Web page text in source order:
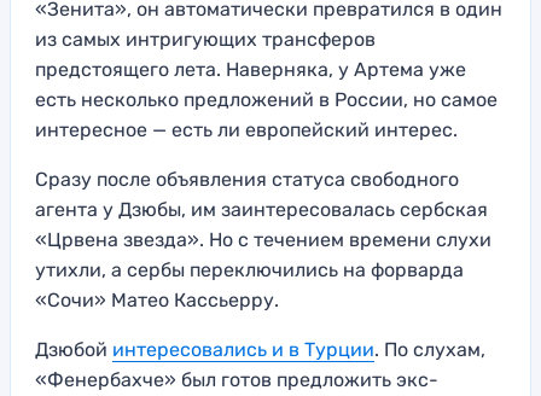
«Зенита», он автоматически превратился в один
из самых интригующих трансферов
предстоящего лета. Наверняка, у Артема уже
есть несколько предложений в России, но самое
интересное — есть ли европейский интерес.
Сразу после объявления статуса свободного
агента у Дзюбы, им заинтересовалась сербская
«Црвена звезда». Но с течением времени слухи
утихли, а сербы переключились на форварда
«Сочи» Матео Кассьерру.
Дзюбой интересовались и в Турции. По слухам,
«Фенербахче» был готов предложить экс-